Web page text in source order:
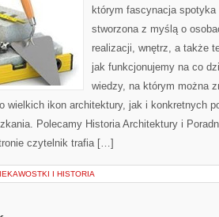
którym fascynacja spotyka
stworzona z myślą o
realizacji, wnętrz, a także
jak funkcjonujemy na co
wiedzy, na którym można
wielkich ikon architektury, jak i konkretnych
Polecamy Historia Architektury i
czytelnik trafia […]
I HISTORIA